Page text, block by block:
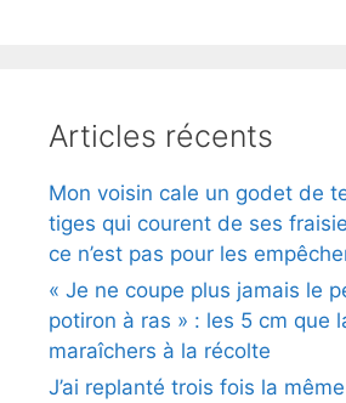
Articles récents
Mon voisin cale un godet de
tiges qui courent de ses
ce n’est pas pour les
« Je ne coupe plus jamais le
potiron à ras » : les 5 cm que
maraîchers à la récolte
J’ai replanté trois fois la